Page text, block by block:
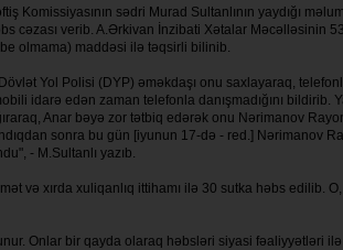
Komissiyasının sədri Murad Sultanlının yaydığı
cəzası verib. A.Ərkivan İnzibati Xətalar Məcəlləsinin
olmama) maddəsi ilə təqsirli bilinib.
Yol Polisi (DYP) əməkdaşı onu saxlayaraq, telefonla
idarə edən zaman telefonla danışmadığını bildirib.
Anar bəyə zor tətbiq edərək onu Nərimanov
sonra bu gün [iyunun 17-də - red.] Nərimanov
- M.Sultanlı yazıb.
və xırda xuliqanlıq ittihamı ilə 30 sutka həbs edilib.
Onlar bir qayda olaraq həbsləri siyasi fəaliyyətləri